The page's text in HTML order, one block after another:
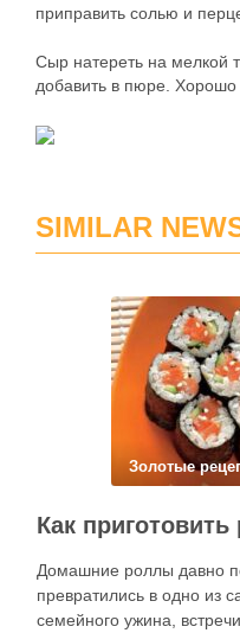
приправить солью и
Сыр натереть на мелкой
добавить в пюре. Хорошо
SIMILAR
Золотые
Домашние роллы давно
превратились в одно из
семейного ужина,